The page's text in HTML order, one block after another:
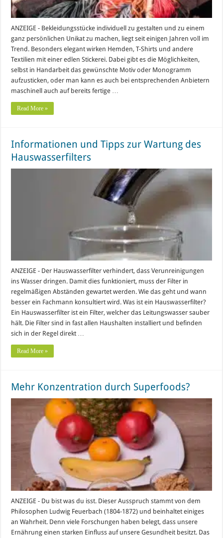
ANZEIGE - Bekleidungsstücke individuell zu gestalten und zu einem
ganz persönlichen Unikat zu machen, liegt seit einigen Jahren voll im
Trend. Besonders elegant wirken Hemden, T-Shirts und andere
Textilien mit einer edlen Stickerei. Dabei gibt es die Möglichkeiten,
selbst in Handarbeit das gewünschte Motiv oder Monogramm
aufzusticken, oder man kann es auch bei entsprechenden Anbietern
maschinell auch auf bereits fertige …
Read More »
Informationen und Tipps zur Wartung des
Hauswasserfilters
ANZEIGE - Der Hauswasserfilter verhindert, dass Verunreinigungen
ins Wasser dringen. Damit dies funktioniert, muss der Filter in
regelmäßigen Abständen gewartet werden. Wie das geht und wann
besser ein Fachmann konsultiert wird. Was ist ein Hauswasserfilter?
Ein Hauswasserfilter ist ein Filter, welcher das Leitungswasser sauber
hält. Die Filter sind in fast allen Haushalten installiert und befinden
sich in der Regel direkt …
Read More »
Mehr Konzentration durch Superfoods?
ANZEIGE - Du bist was du isst. Dieser Ausspruch stammt von dem
Philosophen Ludwig Feuerbach (1804-1872) und beinhaltet einiges
an Wahrheit. Denn viele Forschungen haben belegt, dass unsere
Ernährung einen starken Einfluss auf unsere Gesundheit besitzt. Das